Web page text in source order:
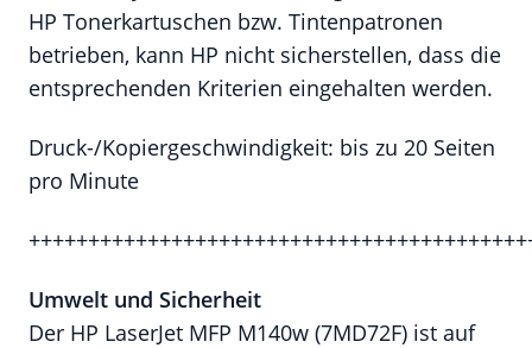
HP Tonerkartuschen bzw. Tintenpatronen
betrieben, kann HP nicht sicherstellen, dass die
entsprechenden Kriterien eingehalten werden.
Druck-/Kopiergeschwindigkeit: bis zu 20 Seiten
pro Minute
Umwelt und Sicherheit
Der HP LaserJet MFP M140w (7MD72F) ist auf